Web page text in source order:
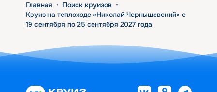
Главная • Поиск круизов •
Круиз на теплоходе «Николай Чернышевский» с
19 сентября по 25 сентября 2027 года